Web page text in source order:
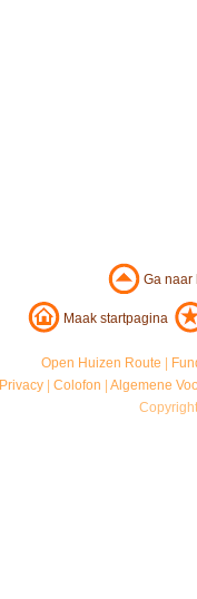
Ga
Maak startpagina
Open Huizen Route
Privacy |Colofon |Algemene